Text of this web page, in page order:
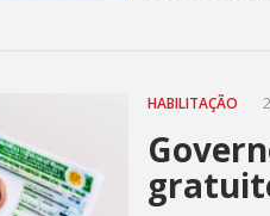
HABILITAÇÃO